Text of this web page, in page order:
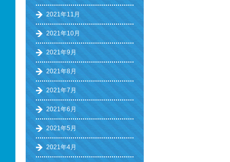
2021年11月
2021年10月
2021年9月
2021年8月
2021年7月
2021年6月
2021年5月
2021年4月